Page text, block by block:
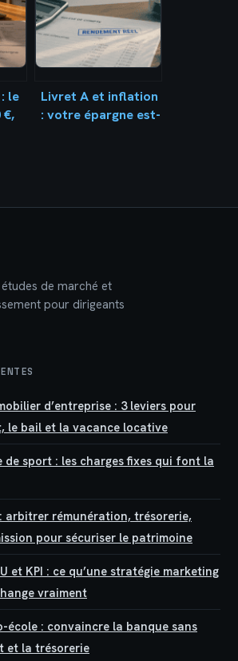
le
€,
Livret A et inflation
: votre épargne est-
de marché et
pour dirigeants
d’entreprise : 3 leviers pour
le bail et la vacance locative
de sport : les charges fixes qui font la
arbitrer rémunération, trésorerie,
pour sécuriser le patrimoine
et KPI : ce qu’une stratégie marketing
vraiment
école : convaincre la banque sans
et la trésorerie